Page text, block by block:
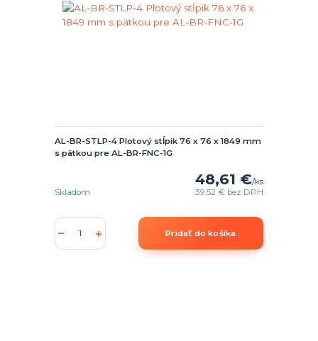
AL-BR-STLP-4 Plotový stĺpik 76 x 76 x 1849 mm
s pätkou pre AL-BR-FNC-1G
48,61 €/ks
39,52 € bez DPH
Skladom
Pridať do košíka